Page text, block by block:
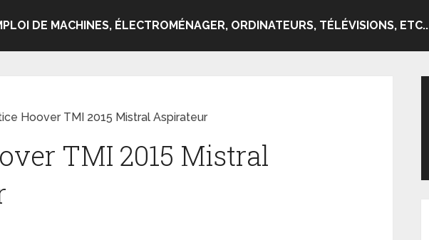
DE MACHINES, ÉLECTROMÉNAGER, ORDINATEURS, TÉLÉVISIONS, ETC..
Hoover TMI 2015 Mistral Aspirateur
TMI 2015 Mistral